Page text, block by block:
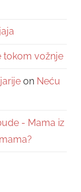
tokom vožnje
on Neću
- Mama iz